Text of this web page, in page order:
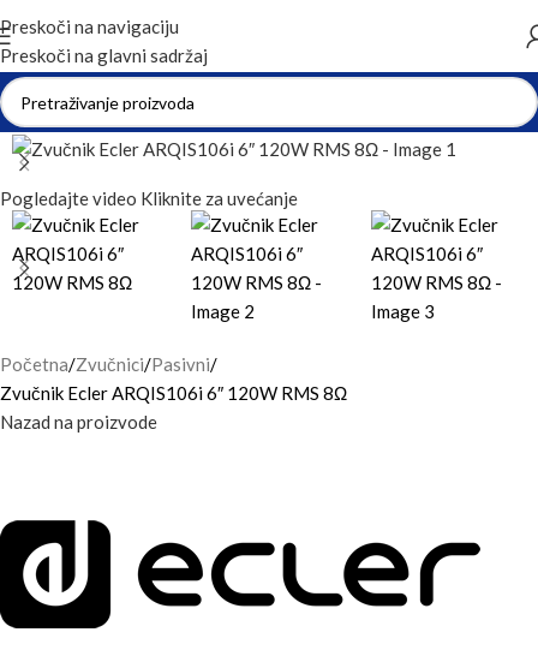
Preskoči na navigaciju
Preskoči na glavni sadržaj
Pogledajte video Kliknite za uvećanje
Početna Zvučnici Pasivni
Zvučnik Ecler ARQIS106i 6″ 120W RMS 8Ω
Nazad na proizvode